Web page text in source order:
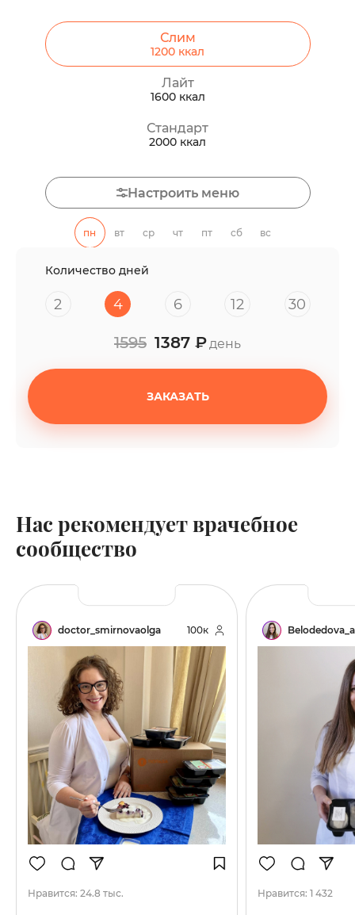
Слим
1200 ккал
Лайт
1600ккал
Стандарт
2000 ккал
Настроить меню
пн вт ср чт пт сб вс
Количество дней
2 4 6 12 30
1595 1387 ₽день
ЗАКАЗАТЬ
Нас рекомендует врачебное
сообщество
doctor_smirnovaolga 100к
Нравится: 24.8 тыс. Нравится: 1 432